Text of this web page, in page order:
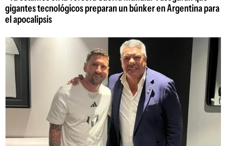
gigantes tecnológicos preparan un búnker en Argentina para
el apocalipsis